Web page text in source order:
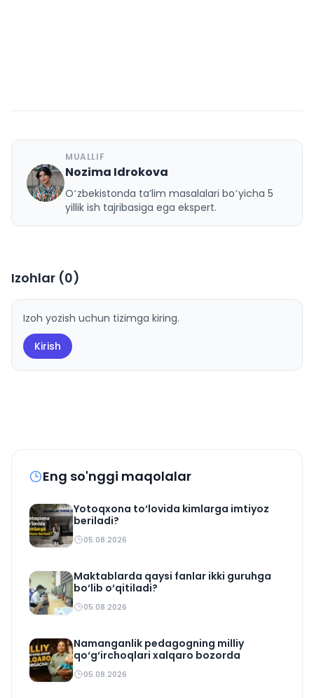
N
MUALLIF
Nozima Idrokova
Oʻzbekistonda taʼlim masalalari boʻyicha 5
yillik ish tajribasiga ega ekspert.
Izohlar (0)
Izoh yozish uchun tizimga kiring.
Kirish
Eng so'nggi maqolalar
Yotoqxona to‘lovida kimlarga imtiyoz
beriladi?
05.08.2026
Maktablarda qaysi fanlar ikki guruhga
bo‘lib o‘qitiladi?
05.08.2026
Namanganlik pedagogning milliy
qo‘g‘irchoqlari xalqaro bozorda
05.08.2026